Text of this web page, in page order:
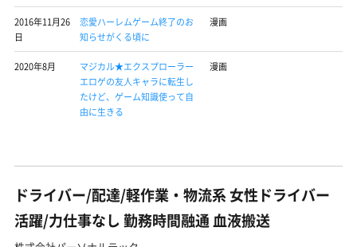
2016年11月26
日
恋愛ハーレムゲーム終了のお
知らせがくる頃に
漫画
2020年8月
マジカル★エクスプローラー
エロゲの友人キャラに転生し
たけど、ゲーム知識使って自
由に生きる
漫画
ドライバー/配達/軽作業・物流系 女性ドライバー
活躍/力仕事なし 勤務時間融通 血液搬送